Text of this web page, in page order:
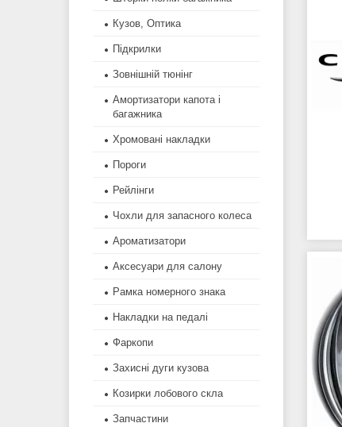
Кузов, Оптика
Підкрилки
Зовнішній тюнінг
Амортизатори капота і
багажника
Хромовані накладки
Пороги
Рейлінги
Чохли для запасного колеса
Ароматизатори
Аксесуари для салону
Рамка номерного знака
Накладки на педалі
Фаркопи
Захисні дуги кузова
Козирки лобового скла
Запчастини